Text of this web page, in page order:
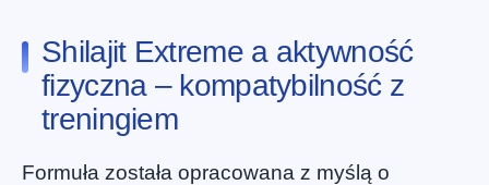
Shilajit Extreme a aktywność
fizyczna – kompatybilność z
treningiem
Formuła została opracowana z myślą o